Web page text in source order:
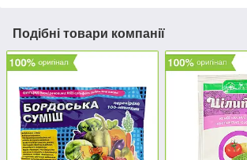
Подібні товари компанії